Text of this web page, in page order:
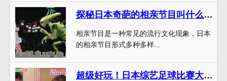
探秘日本奇葩的相亲节目叫什么？看看这些有趣的配对吧
相亲节目是一种常见的流行文化现象，日本
的相亲节目形式多种多样...
超级好玩！日本综艺足球比赛大揭秘，敢不敢来挑战？